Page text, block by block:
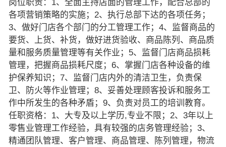
岗位职责：1、全面主持店面的管理工作，配合总部的
各项营销策略的实施；2、执行总部下达的各项任务；
3、做好门店各个部门的分工管理工作；4、监督商品的
要货、上货、补货，做好进货验收、商品陈列、商品质
量和服务质量管理等有关作业；5、监督门店商品损耗
管理，把握商品损耗尺度；6、掌握门店各种设备的维
护保养知识；7、监督门店内外的清洁卫生，负责保
卫、防火等作业管理；8、妥善处理顾客投诉和服务工
作中所发生的各种矛盾；9、负责对员工的培训教育。
任职资格：1、大专及以上学历,专业不限；2、3年以上
零售业管理工作经验，具有较强的店务管理经验；3、
精通团队管理、客户管理、商品管理、陈列管理，物流